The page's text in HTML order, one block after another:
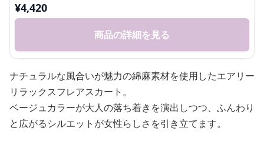
¥4,420
商品の詳細を見る
ナチュラルな風合いが魅力の綿麻素材を使用したエアリー
リラックスフレアスカート。
ベージュカラーが大人の落ち着きを演出しつつ、ふんわり
と広がるシルエットが女性らしさを引き立てます。